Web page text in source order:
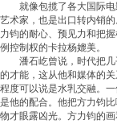
就像包揽了各大国际电
艺术家，也是出口转内销
力钧的耐心、预见力和把
例控制权的卡拉杨媲美。
潘石屹曾说，时代把几
的才能，这从他和媒体的
程度可以说是水乳交融。
是他的配合。他把方力钧
物才眼露凶光。方力钧的